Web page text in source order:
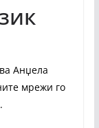
Анџела
мрежи го